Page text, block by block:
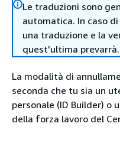
Le traduzioni sono
automatica. In caso
una traduzione e la
quest'ultima prevarrà.
La modalità di
seconda che tu sia un
personale (ID Builder)
della forza lavoro del